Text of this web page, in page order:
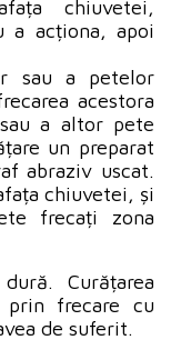
chiuvetei,
a acționa, apoi
sau a petelor
acestora
a altor pete
un preparat
abraziv uscat.
chiuvetei, și
frecați zona
Curățarea
frecare cu
de suferit.